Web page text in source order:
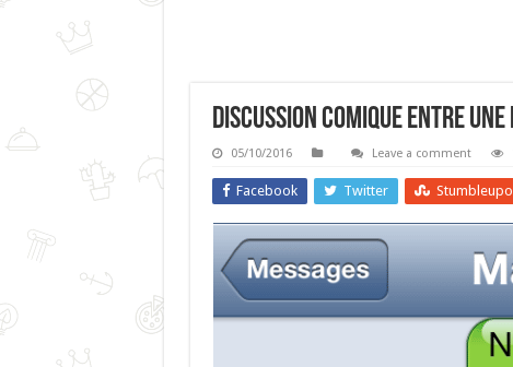
Discussion Comique Entre
05/10/2016 Leave a comment
Facebook Twitter